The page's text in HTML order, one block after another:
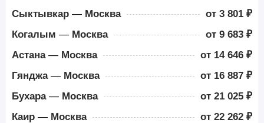
Сыктывкар — Москва
от 3 801 ₽
Когалым — Москва
от 9 683 ₽
Астана— Москва
от 14 646 ₽
Гянджа— Москва
от 16 887 ₽
Бухара— Москва
от 21 025 ₽
Каир — Москва
от 22 262 ₽